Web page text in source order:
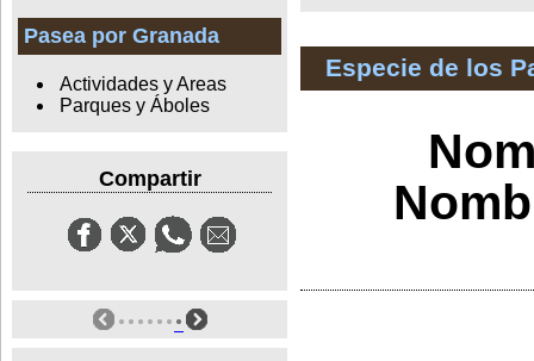
Pasea por Granada
Actividades y Areas
Parques y Áboles
Compartir
Especie de los